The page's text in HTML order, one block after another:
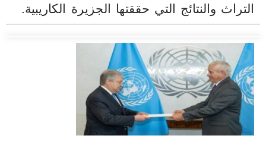
التراث والنتائج التي حققتها الجزيرة الكاريبية.